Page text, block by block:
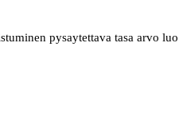
pysaytettava tasa arvo luo